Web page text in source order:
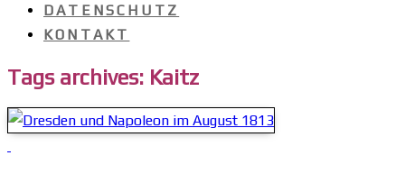
DATENSCHUTZ
KONTAKT
Tags archives: Kaitz